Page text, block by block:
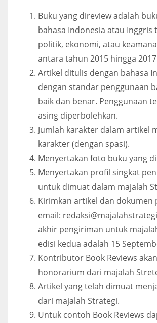
Buku yang direview adalah
bahasa Indonesia atau Inggris
politik, ekonomi, atau
antara tahun 2015 hingga
Artikel ditulis dengan bahasa
dengan standar penggunaan
baik dan benar. Penggunaan
asing diperbolehkan.
Jumlah karakter dalam artikel
karakter (dengan spasi).
Menyertakan foto buku yang
Menyertakan profil singkat
untuk dimuat dalam majalah
Kirimkan artikel dan dokumen
email:
akhir pengiriman untuk
edisi kedua adalah 15
Kontributor Book Reviews
honorarium dari majalah
Artikel yang telah dimuat
dari majalah Strategi.
Untuk contoh Book Reviews